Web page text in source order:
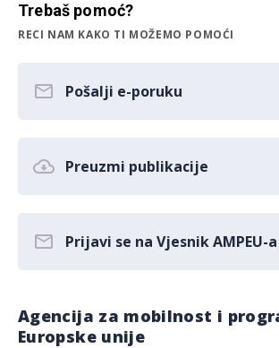
Trebaš pomoć?
RECI NAM KAKO TI MOŽEMO POMOĆI
Pošalji e-poruku
Preuzmi publikacije
Prijavi se na Vjesnik AMPEU-a
Agencija za mobilnost i
Europske unije